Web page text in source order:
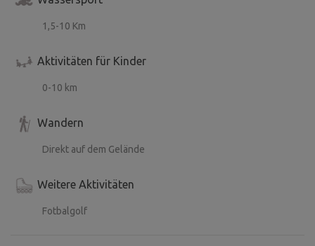
1,5-10 Km
Aktivitäten für Kinder
0-10 km
Wandern
Direkt auf dem Gelände
Weitere Aktivitäten
Fotbalgolf